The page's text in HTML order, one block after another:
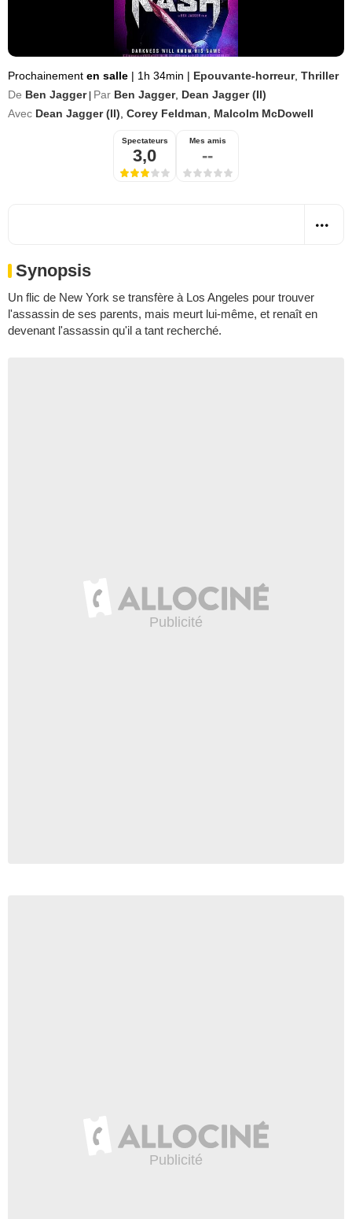
Prochainement en salle | 1h 34min | Epouvante-horreur, Thriller
De Ben Jagger Par Ben Jagger, Dean Jagger (II)
Avec Dean Jagger (II) Corey Feldman Malcolm McDowell
Spectateurs
3,0
Mes amis
--
Synopsis
Un flic de New York se transfère à Los Angeles pour trouver
l'assassin de ses parents, mais meurt lui-même, et renaît en
devenant l'assassin qu'il a tant recherché.